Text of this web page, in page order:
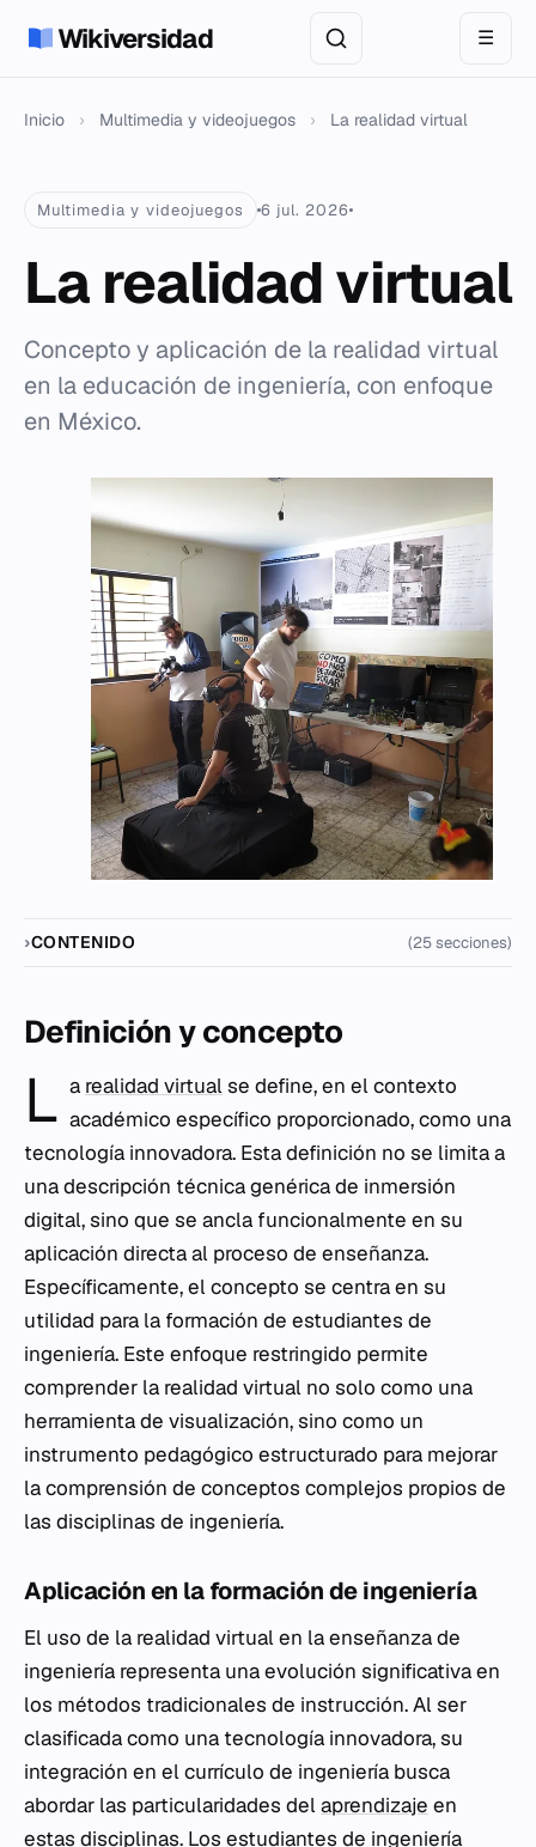
Wikiversidad ☰
Inicio › Multimedia y videojuegos › La realidad virtual
Multimedia y videojuegos 6 jul. 2026
La realidad virtual
Concepto y aplicación de la realidad virtual
en la educación de ingeniería, con enfoque
en México.
CONTENIDO (25 secciones)
Definición y concepto
L a realidad virtualse define, en el contexto
académico específico proporcionado, como una
tecnología innovadora. Esta definición no se limita a
una descripción técnica genérica de inmersión
digital, sino que se ancla funcionalmente en su
aplicación directa al proceso de enseñanza.
Específicamente, el concepto se centra en su
utilidad para la formación de estudiantes de
ingeniería. Este enfoque restringido permite
comprender la realidad virtual no solo como una
herramienta de visualización, sino como un
instrumento pedagógico estructurado para mejorar
la comprensión de conceptos complejos propios de
las disciplinas de ingeniería.
Aplicación en la formación de ingeniería
El uso de la realidad virtual en la enseñanza de
ingeniería representa una evolución significativa en
los métodos tradicionales de instrucción. Al ser
clasificada como una tecnología innovadora, su
integración en el currículo de ingeniería busca
abordar las particularidades delaprendizaje en
estas disciplinas. Los estudiantes de ingeniería